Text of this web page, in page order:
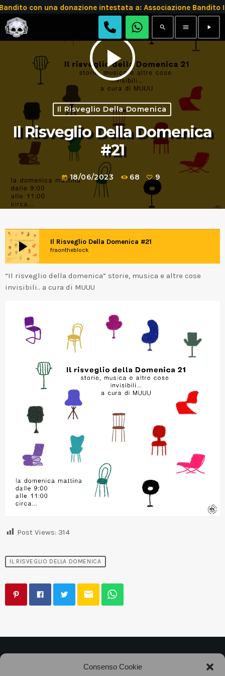
Consenso Cookie
con una donazione intestata a: Associazione
search menu play_arrow
play_arrow
Il Risveglio Della Domenica
Il Risveglio Della Domenica
#21
today 18/06/2023 68 9
play_arrow Il Risveglio Della Domenica #21
fraontheblock
“Il risveglio della domenica” storie, musica e altre cose
invisibili.. a cura di MUUU
Post Views: 314
IL RISVEGLIO DELLA DOMENICA
email
Associazione Bandito • CF 97882400019 •